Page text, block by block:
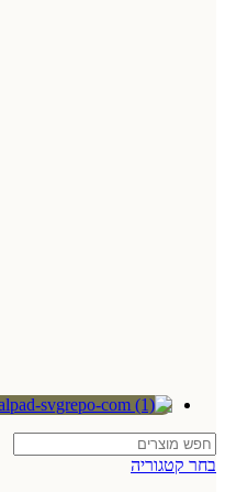
בחר קטגוריה